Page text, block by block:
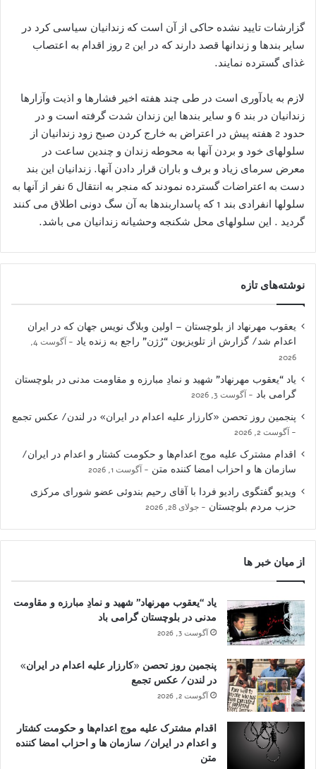
گزارشات تایید نشده حاکی از آن است که زندانیان سیاسی کرد در
سایر بندها و زندانها قصد دارند که در این 2 روز اقدام به اعتصاب
غذای گسترده نمایند.
لازم به یادآوری است در طی چند هفته اخیر فشارها و اذیت وآزارها
زندانیان در بند 6 و سایر بندها این زندان شدت گرفته است و در
حدود 2 هفته پیش در اعتراض به خارج کردن صبح زود زندانیان از
سلولهای خود و بردن آنها به محوطه زندان و چندین ساعت در
معرض سرمای زیاد و برف و باران قرار دادن آنها. زندانیان این بند
دست به اعتراضات گسترده نمودند که منجر به انتقال 6 نفر از آنها به
سلولها انفرادی بند 1 که پاسداربندها به آن سگ دونی اطلاق می کنند
گردید . این سلولهای محل شکنجه وحشیانه زندانیان می باشد.
نوشته‌های تازه
یعقوب مهرنهاد از بلوچستان – اولین وبلاگ نویس جهان که در ایران
اعدام شد/ گزارش از تلویزیون “رُژن” راجع به زنده یاد
آگوست 4,
2026
یاد “یعقوب مهرنهاد” شهید و نمادِ مبارزه و مقاومت مدنی در بلوچستان
گرامی باد
آگوست 3, 2026
پنجمین روز تحصن «کارزار علیه اعدام در ایران» در لندن/ عکس تجمع
آگوست 2, 2026
اقدام مشترک علیه موج اعدام‌ها و حکومت کشتار و اعدام در ایران/
سازمان ها و احزاب امضا کننده متن
آگوست 1, 2026
ویدیو گفتگوی رادیو فردا با آقای رحیم بندوئی عضو شورای مرکزی
حزب مردم بلوچستان
جولای 28, 2026
از میان خبر ها
یاد “یعقوب مهرنهاد” شهید و نمادِ مبارزه و مقاومت
مدنی در بلوچستان گرامی باد
آگوست 3, 2026
پنجمین روز تحصن «کارزار علیه اعدام در ایران»
در لندن/ عکس تجمع
آگوست 2, 2026
اقدام مشترک علیه موج اعدام‌ها و حکومت کشتار
و اعدام در ایران/ سازمان ها و احزاب امضا کننده
متن